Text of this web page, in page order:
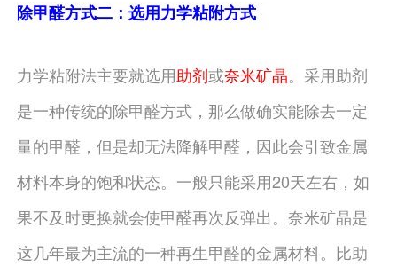
除甲醛方式二：选用力学粘附方式
力学粘附法主要就选用助剂或奈米矿晶。采用助剂
是一种传统的除甲醛方式，那么做确实能除去一定
量的甲醛，但是却无法降解甲醛，因此会引致金属
材料本身的饱和状态。一般只能采用20天左右，如
果不及时更换就会使甲醛再次反弹出。奈米矿晶是
这几年最为主流的一种再生甲醛的金属材料。比助